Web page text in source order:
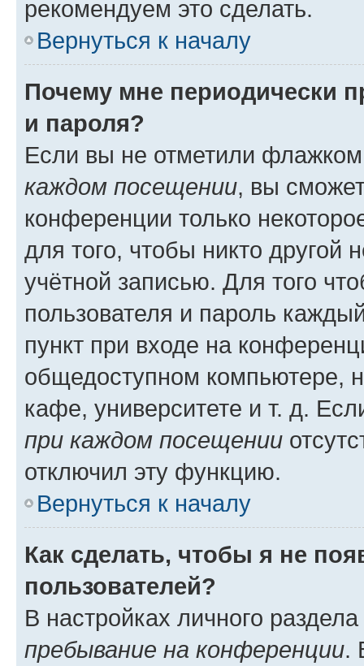
рекомендуем это сделать.
Вернуться к началу
Почему мне периодически
и пароля?
Если вы не отметили
каждом посещении, вы
конференции только
для того, чтобы никто другой
учётной записью. Для того
пользователя и пароль
пункт при входе на
общедоступном компьютере,
кафе, университете и т. д.
при каждом посещении
отключил эту функцию.
Вернуться к началу
Как сделать, чтобы я не
пользователей?
В настройках личного
пребывание на конференции.